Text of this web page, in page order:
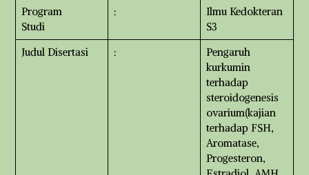
Program
Studi
:
Ilmu Kedokteran
S3
Judul Disertasi
:
Pengaruh
kurkumin
terhadap
steroidogenesis
ovarium(kajian
terhadap FSH,
Aromatase,
Progesteron,